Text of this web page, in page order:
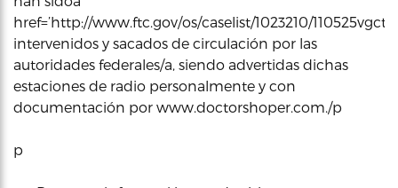
href=’http://www.ftc.gov/os/caselist/1023210/
intervenidos y sacados de circulación por las
autoridades federales/a, siendo advertidas dichas
estaciones de radio personalmente y con
documentación por www.doctorshoper.com./p
p